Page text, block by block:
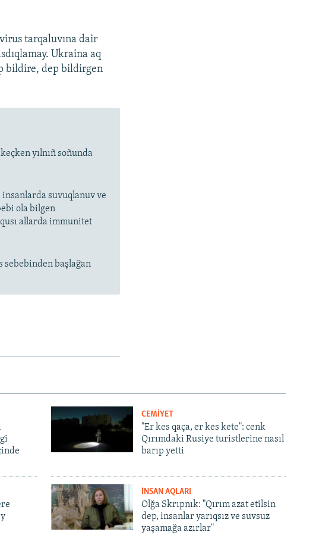
tarqaluvına dair
Ukraina aq
bildire, dep bildirgen
yılnıñ soñunda
insanlarda suvuqlanuv ve
ola bilgen
allarda immunitet
sebebinden başlağan
CEMİYET
"Er kes qaça, er kes kete": cenk
Qırımdaki Rusiye turistlerine nasıl
barıp yetti
İNSAN AQLARI
Olğa Skrıpnık: "Qırım azat etilsin
dep, insanlar yarıqsız ve suvsuz
yaşamağa azırlar"